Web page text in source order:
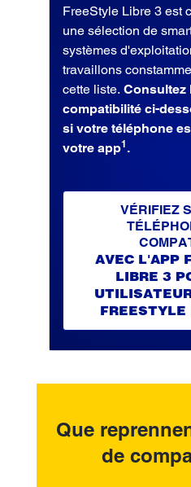
FreeStyle Libre 3 est
une sélection de
systèmes
travaillons
cette liste. Consultez
compatibilité ci-
si votre téléphone
votre app1 .
VÉRIFIEZ
AVEC L'APP
LIBRE 3
FREESTYLE
Que
de